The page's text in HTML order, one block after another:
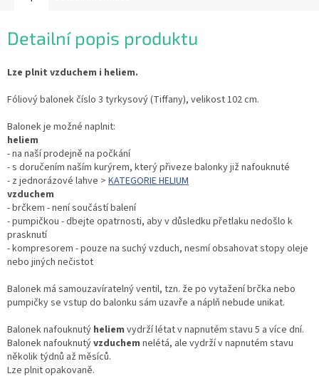
Detailní popis produktu
Lze plnit vzduchem i heliem.
Fóliový balonek číslo 3 tyrkysový (Tiffany), velikost 102 cm.
Balonek je možné naplnit:
heliem
- na naší prodejně na počkání
- s doručením naším kurýrem, který přiveze balonky již nafouknuté
- z jednorázové lahve > KATEGORIE HELIUM
vzduchem
- brčkem - není součástí balení
- pumpičkou - dbejte opatrnosti, aby v důsledku přetlaku nedošlo k
prasknutí
- kompresorem - pouze na suchý vzduch, nesmí obsahovat stopy oleje
nebo jiných nečistot
Balonek má samouzavíratelný ventil, tzn. že po vytažení brčka nebo
pumpičky se vstup do balonku sám uzavře a náplň nebude unikat.
Balonek nafouknutý heliem vydrží létat v napnutém stavu 5 a více dní.
Balonek nafouknutývzduchem nelétá, ale vydrží v napnutém stavu
několik týdnů až měsíců.
Lze plnit opakovaně.